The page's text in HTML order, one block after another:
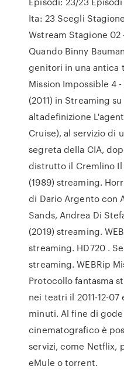
Ita: 23 Scegli
Wstream Stagione 02
Quando Binny
genitori in una antica
Mission Impossible 4
(2011) in Streaming
altadefinizione
Cruise), al servizio di
segreta della CIA,
distrutto il Cremlino Il
(1989) streaming.
di Dario Argento con
Sands, Andrea Di
(2019) streaming.
streaming. HD720 .
streaming. WEBRip
Protocollo fantasma
nei teatri il 2011-12-
minuti. Al fine di
cinematografico è
servizi, come Netflix,
eMule o torrent.